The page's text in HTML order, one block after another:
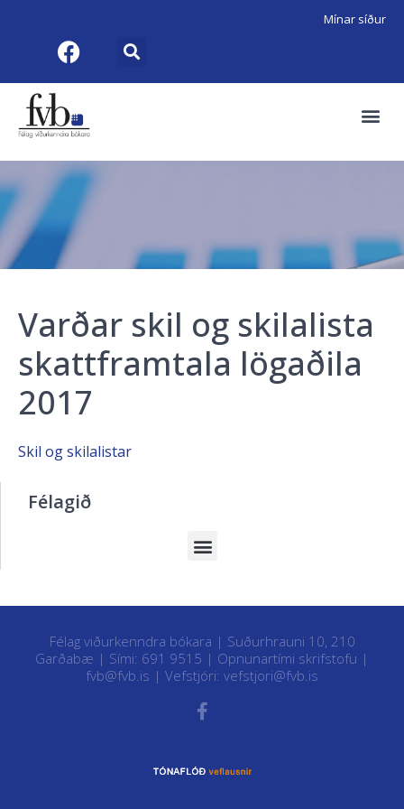
Mínar síður
Varðar skil og skilalista
skattframtala lögaðila
2017
Skil og skilalistar
Félagið
Félag viðurkenndra bókara | Suðurhrauni 10, 210
Garðabæ | Sími: 691 9515 | Opnunartími skrifstofu |
fvb@fvb.is | Vefstjóri: vefstjori@fvb.is